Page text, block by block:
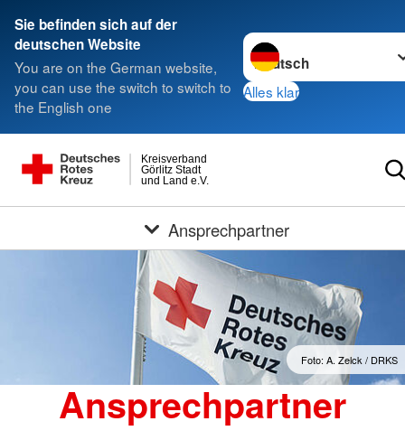
Sie befinden sich auf der
deutschen Website
You are on the German website,
you can use the switch to switch to
the English one
Sprache wechseln zu
Alles klar
und Land e.V.
Görlitz Stadt
Kreisverband
Ansprechpartner
Foto: A. Zelck / DRKS
Ansprechpartner